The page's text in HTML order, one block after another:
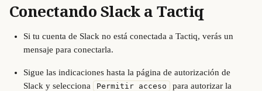
Conectando Slack a Tactiq
Si tu cuenta de Slack no está conectada a Tactiq, verás un
mensaje para conectarla.
Sigue las indicaciones hasta la página de autorización de
Slack y selecciona
Permitir acceso
para autorizar la